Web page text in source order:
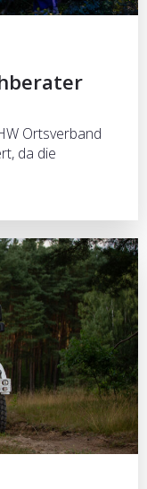
Ortsverband
da die